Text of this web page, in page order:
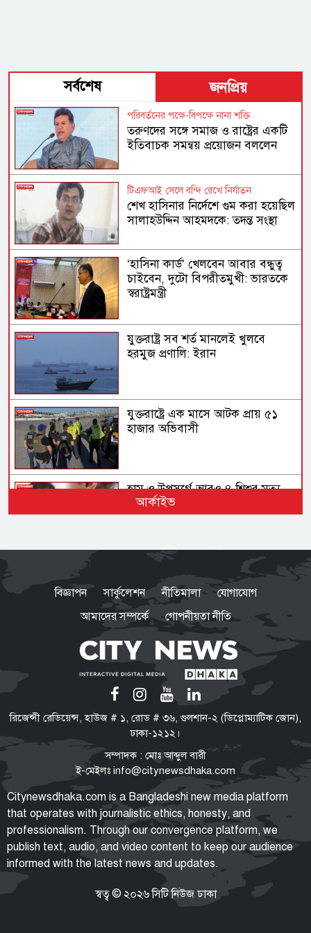
সর্বশেষ জনপ্রিয়
পরিবর্তনের পক্ষে-বিপক্ষে নানা শক্তি
তরুণদের সঙ্গে সমাজ ও রাষ্ট্রের একটি
ইতিবাচক সমন্বয় প্রয়োজন বললেন
টিএফআই সেলে বন্দি রেখে নির্যাতন
শেখ হাসিনার নির্দেশে গুম করা হয়েছিল
সালাহউদ্দিন আহমদকে: তদন্ত সংস্থা
‘হাসিনা কার্ড’ খেলবেন আবার বন্ধুত্ব
চাইবেন, দুটো বিপরীতমুখী: ভারতকে
স্বরাষ্ট্রমন্ত্রী
যুক্তরাষ্ট্র সব শর্ত মানলেই খুলবে
হরমুজ প্রণালি: ইরান
যুক্তরাষ্ট্রে এক মাসে আটক প্রায় ৫১
হাজার অভিবাসী
হাম ও উপসর্গে আরও ৪ শিশুর মৃত্যু
মস্কোতে
গণঅভ্যুত্থান কোনো আকস্মিক ঘটনা
নয়, ১৭ বছরের আন্দোলনের ফসল:
স্বরাষ্ট্রমন্ত্রী
জুলাইয়ের শহীদ ও আহত ১০
পরিবারের সদস্যদের নিয়োগপত্র দিলেন
জামায়াত আমির
গণভোটের প্রস্তাব নিজেরা দিলেও,
ক্ষমতায় গিয়ে বিএনপির মানসিকতা
বদলে গিয়েছে
জেআইসিতে আটকে তারেক
প্রসিকিউটর
আর্কাইভ
বিজ্ঞাপন সার্কুলেশন নীতিমালা
যোগাযোগ
আমাদের সম্পর্কে
গোপনীয়তা নীতি
রিজেন্সী রেডিয়েন্স, হাউজ # ১, রোড # ৩৬, গুলশান-২ (ডিপ্লোম্যাটিক জোন),
ঢাকা-১২১২।
সম্পাদক : মোঃ আব্দুল বারী
ই-মেইলঃ info@citynewsdhaka.com
Citynewsdhaka.com is a Bangladeshi new media platform
that operates with journalistic ethics, honesty, and
professionalism. Through our convergence platform, we
publish text, audio, and video content to keep our audience
informed with the latest news and updates.
স্বত্ব © ২০২৬ সিটি নিউজ ঢাকা